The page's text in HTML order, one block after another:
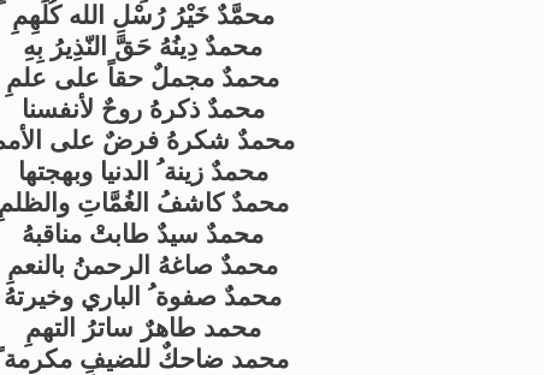
محمَّدٌ خَيْرُ رُسْلِ الله كُلِّهِمِ
محمدٌ دِينُهُ حَقَّ النّذِيرُ بِهِ
محمدٌ مجملٌ حقاً على علمِ
محمدٌ ذكرهُ روحٌ لأنفسنا
محمدٌ شكرهُ فرضٌ على
محمدٌ زينة ُ الدنيا وبهجتها
محمدٌ كاشفُ الغُمَّاتِ
محمدٌ سيدٌ طابتْ مناقبهُ
محمدٌ صاغهُ الرحمنُ بالنعمِ
محمدٌ صفوة ُ الباري وخيرتهُ
محمد طاهرٌ ساترُ التهمِ
محمد ضاحكٌ للضيفِ